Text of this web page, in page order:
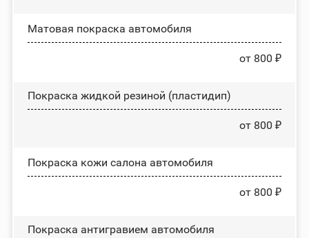
Матовая покраска автомобиля
от 800 ₽
Покраска жидкой резиной (пластидип)
от 800 ₽
Покраска кожи салона автомобиля
от 800 ₽
Покраска антигравием автомобиля